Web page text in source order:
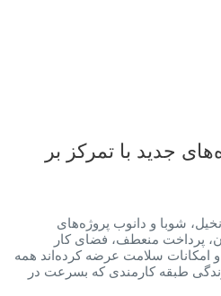
جدید با تمرکز بر
شوبا و دانوب پروژه‌های
پرداخت منعطف، فضای کار
امکانات سلامت عرضه کرده‌اند همه
طبقه کارمندی که بسرعت در